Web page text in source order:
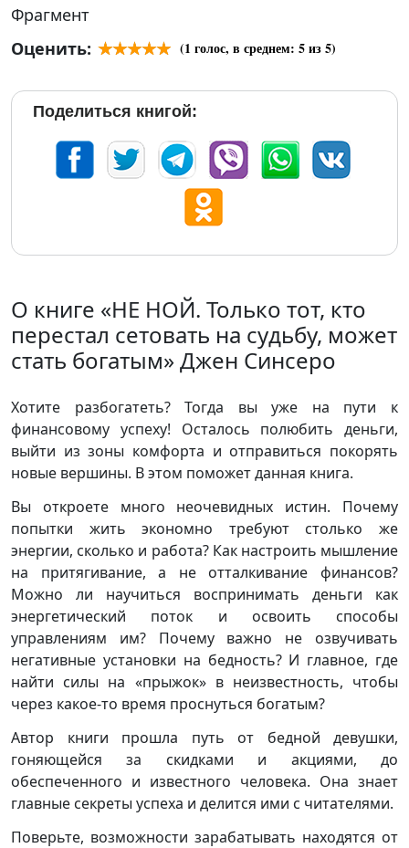
Фрагмент
Оценить:
(1 голос, в среднем: 5из 5)
Поделиться книгой:
О книге «НЕ НОЙ. Только тот, кто
перестал сетовать на судьбу, может
стать богатым» Джен Синсеро
Хотите разбогатеть? Тогда вы уже на пути к
финансовому успеху! Осталось полюбить деньги,
выйти из зоны комфорта и отправиться покорять
новые вершины. В этом поможет данная книга.
Вы откроете много неочевидных истин. Почему
попытки жить экономно требуют столько же
энергии, сколько и работа? Как настроить мышление
на притягивание, а не отталкивание финансов?
Можно ли научиться воспринимать деньги как
энергетический поток и освоить способы
управлениям им? Почему важно не озвучивать
негативные установки на бедность? И главное, где
найти силы на «прыжок» в неизвестность, чтобы
через какое-то время проснуться богатым?
Автор книги прошла путь от бедной девушки,
гоняющейся за скидками и акциями, до
обеспеченного и известного человека. Она знает
главные секреты успеха и делится ими с читателями.
Поверьте, возможности зарабатывать находятся от